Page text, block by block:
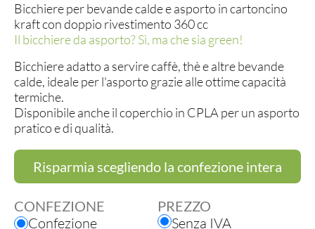
Bicchiere per bevande calde e asporto in cartoncino
kraft con doppio rivestimento 360 cc
Il bicchiere da asporto? Sì, ma che sia green!
Bicchiere adatto a servire caffè, thè e altre bevande
calde, ideale per l'asporto grazie alle ottime capacità
termiche.
Disponibile anche il coperchio in CPLA per un asporto
pratico e di qualità.
Risparmia scegliendo la confezione intera
CONFEZIONE PREZZO
Confezione
Senza IVA